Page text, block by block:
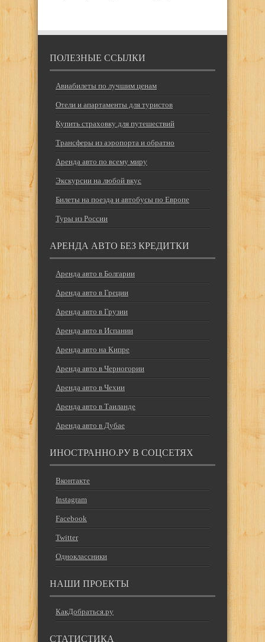
ПОЛЕЗНЫЕ ССЫЛКИ
Авиабилеты по лучшим ценам
Отели и апартаменты для туристов
Купить страховку для путешествий
Трансферы из аэропорта и обратно
Аренда авто по всему миру
Экскурсии на любой вкус
Билеты на поезда и автобусы по Европе
Туры из России
АРЕНДА АВТО БЕЗ КРЕДИТКИ
Аренда авто в Болгарии
Аренда авто в Греции
Аренда авто в Грузии
Аренда авто в Испании
Аренда авто на Кипре
Аренда авто в Черногории
Аренда авто в Чехии
Аренда авто в Таиланде
Аренда авто в Дубае
ИНОСТРАННО.РУ В СОЦСЕТЯХ
Вконтакте
Instagram
Facebook
Twitter
Одноклассники
НАШИ ПРОЕКТЫ
КакДобраться.ру
СТАТИСТИКА